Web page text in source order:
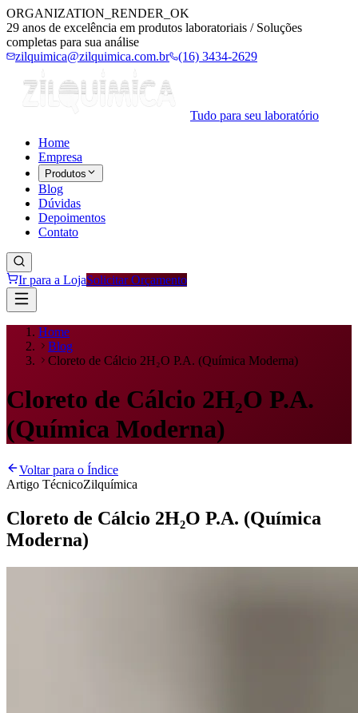
ORGANIZATION_RENDER_OK
29 anos de excelência em produtos laboratoriais / Soluções
completas para sua análise
zilquimica@zilquimica.com.br
(16) 3434-2629
Tudo para seu laboratório
Home
Empresa
Produtos
Blog
Dúvidas
Depoimentos
Contato
Ir para a LojaSolicitar Orçamento
Home
Blog
Cloreto de Cálcio 2H₂O P.A. (Química Moderna)
Cloreto de Cálcio 2H₂O P.A.
(Química Moderna)
Voltar para o Índice
Artigo TécnicoZilquímica
Cloreto de Cálcio 2H₂O P.A. (Química
Moderna)